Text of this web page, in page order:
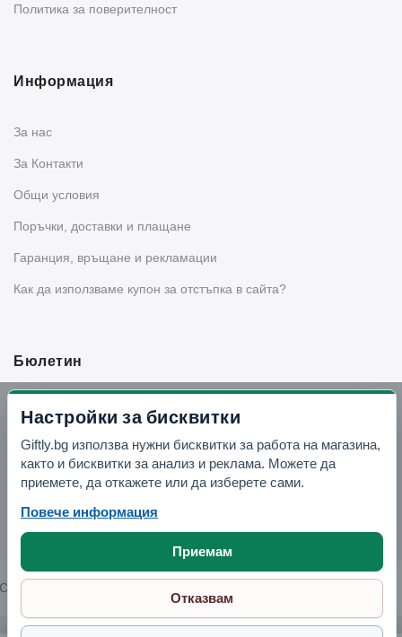
Политика за поверителност
Информация
За нас
За Контакти
Общи условия
Поръчки, доставки и плащане
Гаранция, връщане и рекламации
Как да използваме купон за отстъпка в сайта?
Бюлетин
Вземи -10% отстъпка в Telegram
Отвори Telegram
Copyright © 2026 GIFTLY.BG. All rights reserved.
Настройки за бисквитки
Giftly.bg използва нужни бисквитки за работа на магазина,
както и бисквитки за анализ и реклама. Можете да
приемете, да откажете или да изберете сами.
Повече информация
Приемам
Отказвам